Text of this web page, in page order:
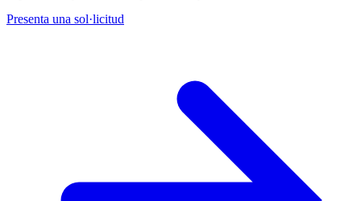
Presenta una sol·licitud